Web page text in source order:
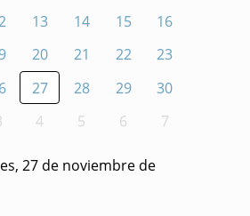
13 14 15
16
20 21 22
23
27 28 29
30
4 5 6 7
27 de noviembre de